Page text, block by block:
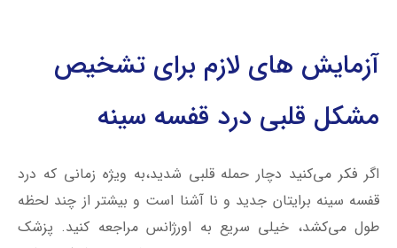
آزمایش های لازم برای تشخیص
مشکل قلبی درد قفسه سینه
اگر فکر می‌کنید دچار حمله قلبی شدید،به ‌ویژه زمانی‌ که درد
قفسه سینه برایتان جدید و نا آشنا است و بیشتر از چند لحظه
طول می‌کشد، خیلی سریع به‌ اورژانس مراجعه کنید. پزشک